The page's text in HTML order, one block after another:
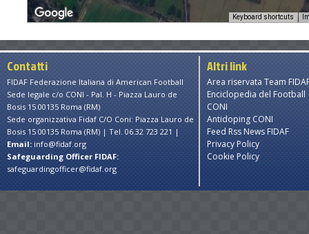
Keyboard shortcuts
Contatti
FIDAF Federazione Italiana di American Football
Sede legale c/o CONI - Pal. H - Piazza Lauro de
Bosis 15 00135 Roma (RM)
Sede organizzativa Fidaf C/O Coni: Piazza Lauro de
Bosis 15 00135 Roma (RM) | Tel. 06.32 723 221 |
Email: info@fidaf.org
Safeguarding Officer FIDAF:
safeguardingofficer@fidaf.org
Altri link
Area riservata Team
Enciclopedia del Football
CONI
Antidoping CONI
Feed Rss News FIDAF
Privacy Policy
Cookie Policy